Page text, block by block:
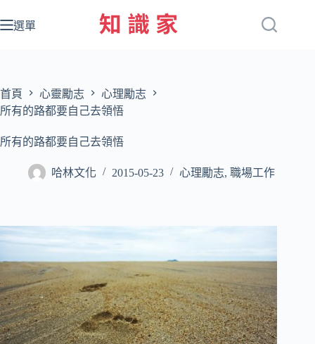
至
容
選單
首頁 心靈勵志
心理勵志
所有的路都要自己去領悟
所有的路都要自己去領悟
哈林文化 2015-05-23 心理勵志, 職場工作